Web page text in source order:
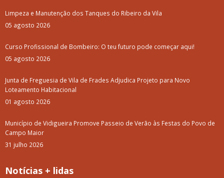
Limpeza e Manutenção dos Tanques do Ribeiro da Vila
05 agosto 2026
Curso Profissional de Bombeiro: O teu futuro pode começar aqui!
05 agosto 2026
Junta de Freguesia de Vila de Frades Adjudica Projeto para Novo
Loteamento Habitacional
01 agosto 2026
Município de Vidigueira Promove Passeio de Verão às Festas do Povo de
Campo Maior
31 julho 2026
Notícias + lidas